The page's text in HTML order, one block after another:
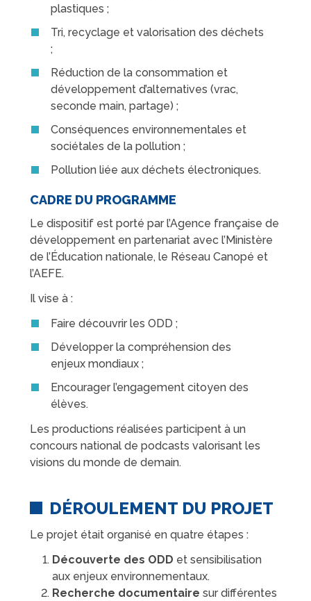
plastiques ;
Tri, recyclage et valorisation des déchets
;
Réduction de la consommation et
développement d’alternatives (vrac,
seconde main, partage) ;
Conséquences environnementales et
sociétales de la pollution ;
Pollution liée aux déchets électroniques.
CADRE DU PROGRAMME
Le dispositif est porté par l’Agence française de
développement en partenariat avec l’ Ministère
de l’Éducation nationale, le Réseau Canopé et
l’AEFE.
Il vise à :
Faire découvrir les ODD ;
Développer la compréhension des
enjeux mondiaux ;
Encourager l’engagement citoyen des
élèves.
Les productions réalisées participent à un
concours national de podcasts valorisant les
visions du monde de demain.
DÉROULEMENT DU PROJET
Le projet était organisé en quatre étapes :
Découverte des ODD et sensibilisation
aux enjeux environnementaux.
Recherche documentaire sur différentes